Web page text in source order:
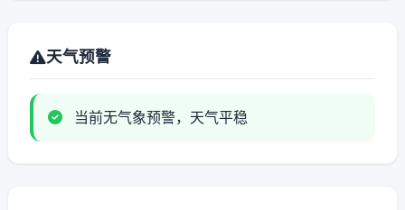
天气预警
当前无气象预警，天气平稳